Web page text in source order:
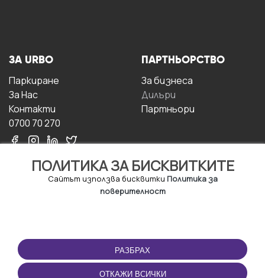
ПОЛИТИКА ЗА БИСКВИТКИТЕ
Сайтът използва бисквитки Политика за
поверителност
РАЗБРАХ
ОТКАЖИ ВСИЧКИ
ЗА URBO
Паркиране
За Hас
Контакти
0700 70 270
ПАРТНЬОРСТВО
За бизнесa
Дилъри
Партньори
ПОЛЗВАНЕ
Правила и условия за
ползване
ПРИЛОЖЕНИЕТО